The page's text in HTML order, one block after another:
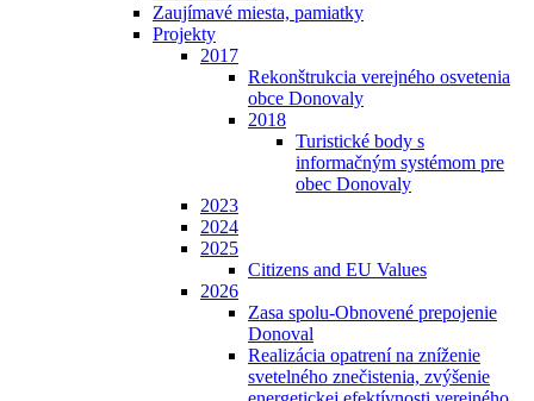
Zaujímavé miesta, pamiatky
Projekty
2017
Rekonštrukcia verejného osvetenia
obce Donovaly
2018
Turistické body s
informačným systémom pre
obec Donovaly
2023
2024
2025
Citizens and EU Values
2026
Zasa spolu-Obnovené prepojenie
Donoval
Realizácia opatrení na zníženie
svetelného znečistenia, zvýšenie